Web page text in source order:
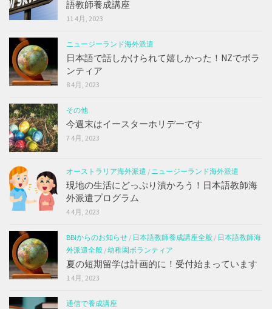
語教師養成講座
11 4月, 2023
ニュージーランド海外派遣
日本語で話しかけられて嬉しかった！NZでボラ
ンティア
8 4月, 2023
その他
今週末はイースターホリデーです
7 4月, 2023
オーストラリア海外派遣 / ニュージーランド海外派遣
現地の生活にどっぷり漬かろう！日本語教師海
外派遣プログラム
4 4月, 2023
BBIからのお知らせ / 日本語教師養成講座全般 / 日本語教師海
外派遣全般 /幼稚園ボランティア
夏の短期留学は計画的に！受付始まっています
1 4月, 2023
通信で養成講座